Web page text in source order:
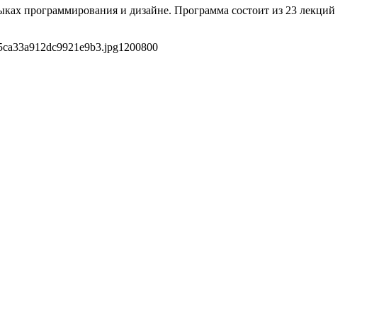
программирования и дизайне. Программа состоит из 23 лекций
1200800